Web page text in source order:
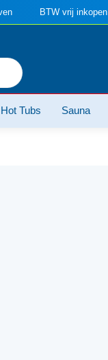
BTW vrij inkopen
Hot Tubs Sauna